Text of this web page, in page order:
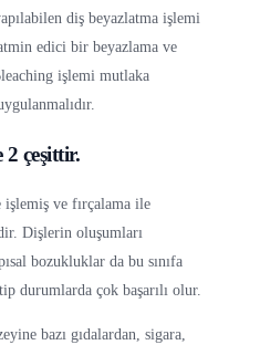
diş beyazlatma işlemi
edici bir beyazlama ve
işlemi mutlaka
çeşittir.
ve fırçalama ile
Dişlerin oluşumları
bozukluklar da bu sınıfa
durumlarda çok başarılı olur.
bazı gıdalardan, sigara,